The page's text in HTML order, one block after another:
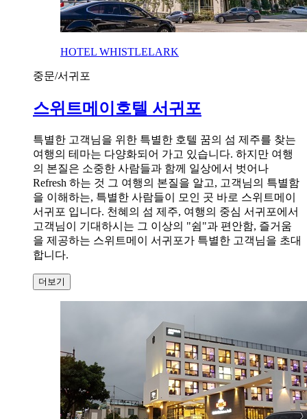
HOTEL WHISTLELARK
중문/서귀포
스위트메이호텔 서귀포
특별한 고객님을 위한 특별한 호텔 꿈의 섬 제주를 찾는
여행의 테마는 다양화되어 가고 있습니다. 하지만 여행
의 본질은 소중한 사람들과 함께 일상에서 벗어나
Refresh 하는 것 그 여행의 본질을 알고, 고객님의 특별함
을 이해하는, 특별한 사람들이 모인 곳 바로 스위트메이
서귀포 입니다. 천혜의 섬 제주, 여행의 중심 서귀포에서
고객님이 기대하시는 그 이상의 "쉼"과 편안함, 즐거움
을 제공하는 스위트메이 서귀포가 특별한 고객님을 초대
합니다.
더보기